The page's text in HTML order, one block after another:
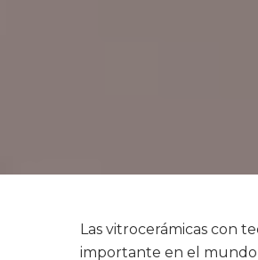
Las vitrocerámicas con
importante en el mundo